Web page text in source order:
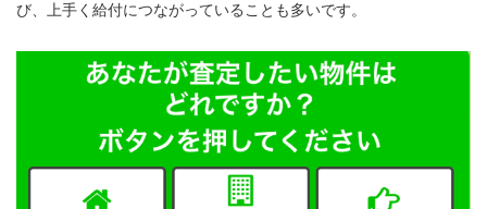
び、上手く給付につながっていることも多いです。